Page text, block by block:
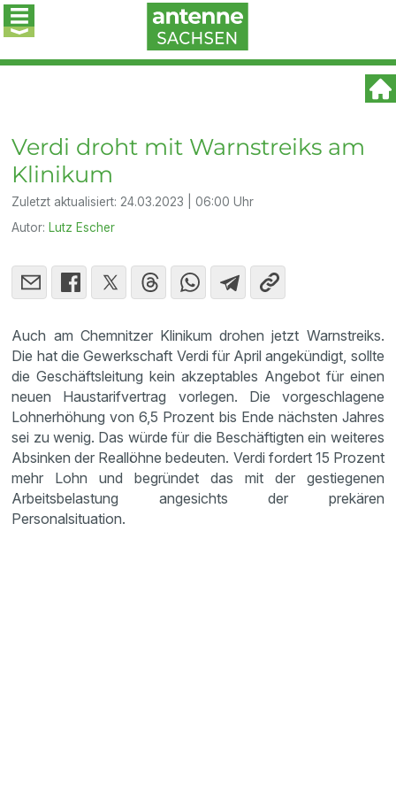
Verdi droht mit Warnstreiks am
Klinikum
Zuletzt aktualisiert: 24.03.2023 | 06:00 Uhr
Autor: Lutz Escher
Auch am Chemnitzer Klinikum drohen jetzt Warnstreiks.
Die hat die Gewerkschaft Verdi für April angekündigt, sollte
die Geschäftsleitung kein akzeptables Angebot für einen
neuen Haustarifvertrag vorlegen. Die vorgeschlagene
Lohnerhöhung von 6,5 Prozent bis Ende nächsten Jahres
sei zu wenig. Das würde für die Beschäftigten ein weiteres
Absinken der Reallöhne bedeuten. Verdi fordert 15 Prozent
mehr Lohn und begründet das mit der gestiegenen
Arbeitsbelastung angesichts der prekären
Personalsituation.